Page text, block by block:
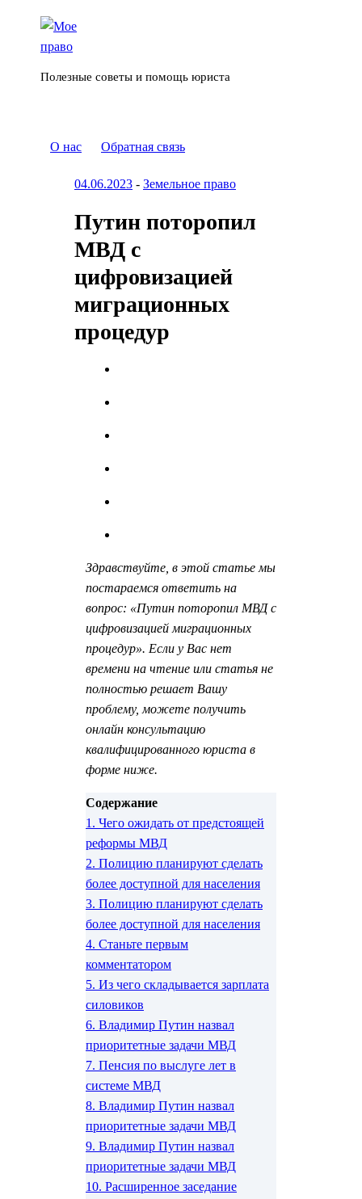
Полезные советы и помощь юриста
О нас Обратная связь
04.06.2023 - Земельное право
Путин поторопил
МВД с
цифровизацией
миграционных
процедур
Здравствуйте, в этой статье мы
постараемся ответить на
вопрос: «Путин поторопил МВД с
цифровизацией миграционных
процедур». Если у Вас нет
времени на чтение или статья не
полностью решает Вашу
проблему, можете получить
онлайн консультацию
квалифицированного юриста в
форме ниже.
Содержание
1. Чего ожидать от предстоящей
реформы МВД
2. Полицию планируют сделать
более доступной для населения
3. Полицию планируют сделать
более доступной для населения
4. Станьте первым
комментатором
5. Из чего складывается зарплата
силовиков
6. Владимир Путин назвал
приоритетные задачи МВД
7. Пенсия по выслуге лет в
системе МВД
8. Владимир Путин назвал
приоритетные задачи МВД
9. Владимир Путин назвал
приоритетные задачи МВД
10. Расширенное заседание